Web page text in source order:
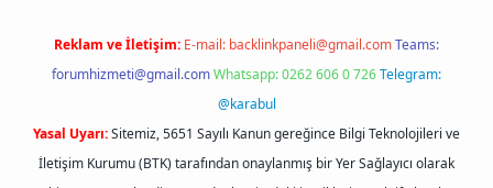
Reklam ve İletişim: E-mail: backlinkpaneli@gmail.comTeams:
forumhizmeti@gmail.comWhatsapp: 0262 606 0 726Telegram:
@karabul
Yasal Uyarı:Sitemiz, 5651 Sayılı Kanun gereğince Bilgi Teknolojileri ve
İletişim Kurumu (BTK) tarafından onaylanmış bir Yer Sağlayıcı olarak